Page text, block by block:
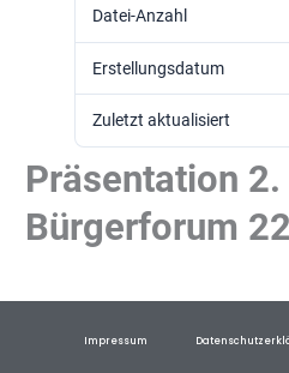
Datei-Anzahl
Erstellungsdatum
Zuletzt aktualisiert
Präsentation 2.
Bürgerforum
Impressum